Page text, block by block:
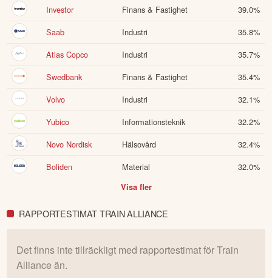
Investor Finans & Fastighet 39.0%
Saab
Industri 35.8%
Atlas Copco
Industri 35.7%
Swedbank
Finans & Fastighet 35.4%
Volvo
Industri 32.1%
Yubico
Informationsteknik 32.2%
Novo Nordisk
Hälsovård 32.4%
Boliden
Material 32.0%
Visa fler
RAPPORTESTIMAT TRAIN ALLIANCE
Det finns inte tillräckligt med rapportestimat förTrain
Alliance än.